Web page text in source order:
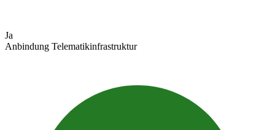
Ja
Anbindung Telematikinfrastruktur